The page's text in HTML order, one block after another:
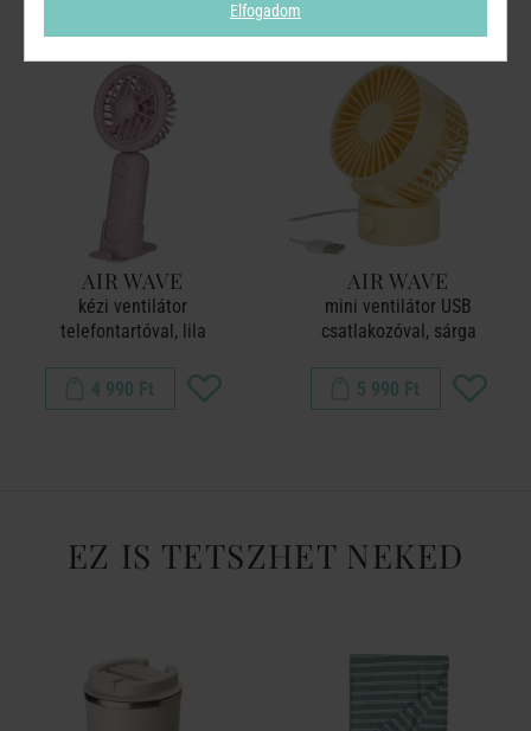
AIR WAVE
kézi ventilátor
telefontartóval, lila
4 990 Ft
AIR WAVE
mini ventilátor USB
csatlakozóval, sárga
5 990 Ft
EZ IS TETSZHET NEKED
Elfogadom